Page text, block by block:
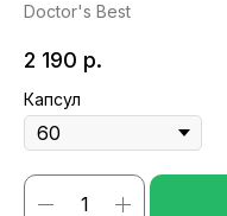
Doctor's Best
2 190 р.
Капсул